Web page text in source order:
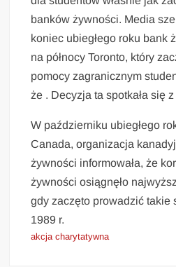
banków żywności. Media
koniec ubiegłego roku bank
na północy Toronto, który
pomocy zagranicznym
że . Decyzja ta spotkała się
W październiku ubiegłego
Canada, organizacja
żywności informowała, że
żywności osiągnęło
gdy zaczęto prowadzić takie
1989 r.
akcja charytatywna